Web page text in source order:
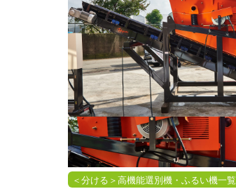
＜分ける＞高機能選別機・ふるい機一覧